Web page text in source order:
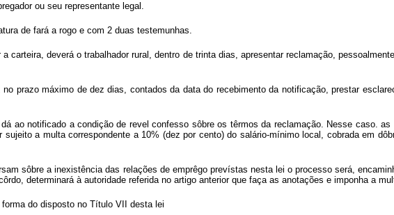
ou seu representante legal.
de fará a rogo e com 2 duas testemunhas.
carteira, deverá o trabalhador rural, dentro de trinta dias, apresentar reclamação,
prazo máximo de dez dias, contados da data do recebimento da notificação, prestar
ao notificado a condição de revel confesso sôbre os têrmos da reclamação. Nesse caso.
a multa correspondente a 10% (dez por cento) do salário-mínimo local, cobrada em
sôbre a inexistência das relações de emprêgo prevístas nesta lei o processo será,
determinará à autoridade referida no artigo anterior que faça as anotações e imponha a
do disposto no Título VII desta lei